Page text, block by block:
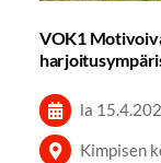
VOK1
la
Kimpisen